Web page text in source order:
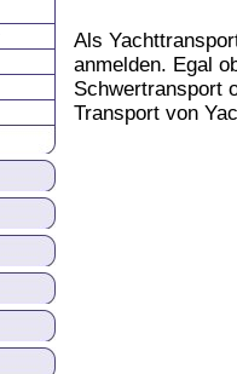
Als
anmelden. Egal
Schwertransport
Transport von